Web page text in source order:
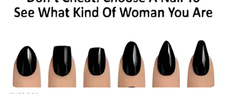
en Stars
ßten Hits gleich 2 (!) Gehaltsschecks
"Spider-Man: Brand New Day" macht das miserable
"Daredevil: Born Again"-Finale für mich noch schlim
mer